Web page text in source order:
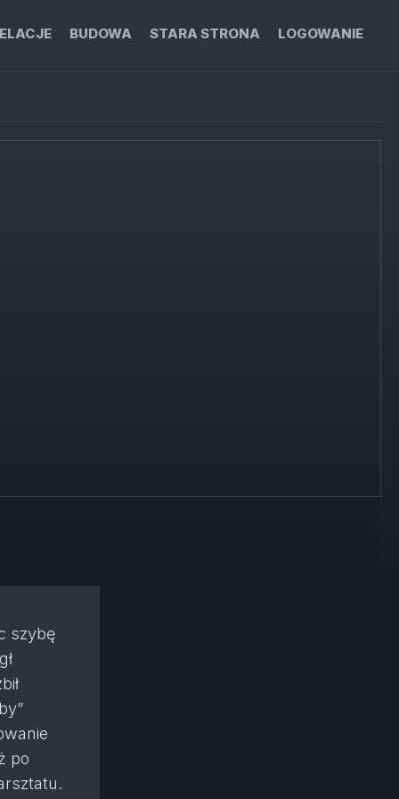
BUDOWA STARA STRONA LOGOWANIE
szybę
po